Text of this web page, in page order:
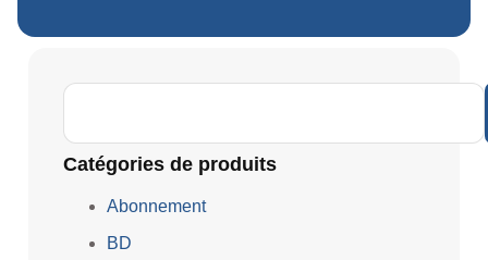
Catégories de produits
Abonnement
BD